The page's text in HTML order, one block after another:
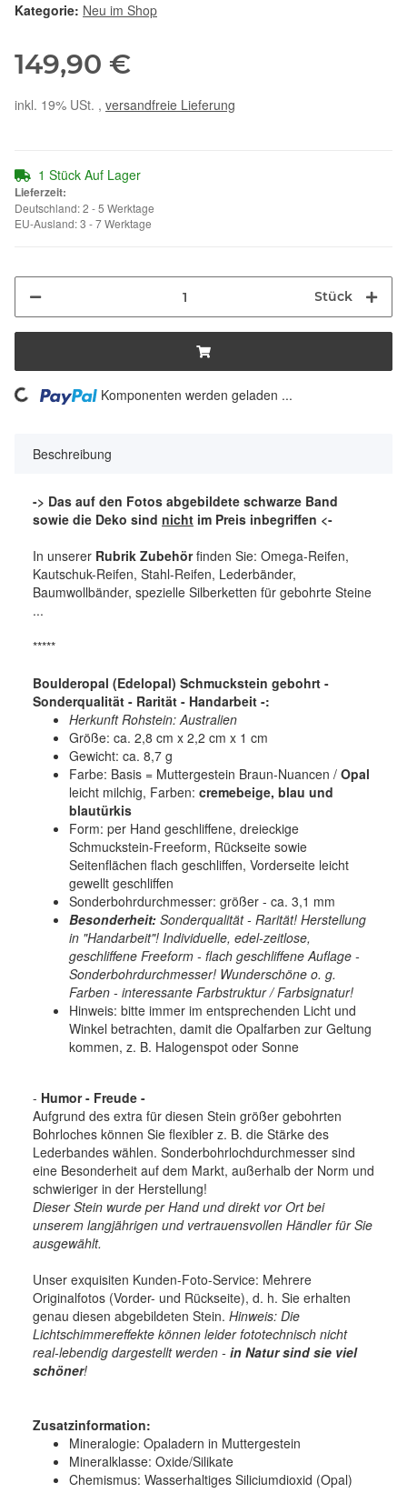
Kategorie: Neu im Shop
149,90 €
inkl. 19% USt. , versandfreie Lieferung
1 Stück Auf Lager
Lieferzeit:
Deutschland: 2 - 5 Werktage
EU-Ausland: 3 - 7 Werktage
Stück
Komponenten werden geladen ...
Beschreibung
-> Das auf den Fotos abgebildete schwarze Band
sowie die Deko sind nicht im Preis inbegriffen <-
In unserer Rubrik Zubehörfinden Sie: Omega-Reifen,
Kautschuk-Reifen, Stahl-Reifen, Lederbänder,
Baumwollbänder, spezielle Silberketten für gebohrte Steine
...
*****
Boulderopal (Edelopal) Schmuckstein gebohrt -
Sonderqualität - Rarität - Handarbeit -:
Herkunft Rohstein: Australien
Größe: ca. 2,8 cm x 2,2 cm x 1 cm
Gewicht: ca. 8,7 g
Farbe: Basis = Muttergestein Braun-Nuancen / Opal
leicht milchig, Farben: cremebeige, blau und
blautürkis
Form: per Hand geschliffene, dreieckige
Schmuckstein-Freeform, Rückseite sowie
Seitenflächen flach geschliffen, Vorderseite leicht
gewellt geschliffen
Sonderbohrdurchmesser: größer - ca. 3,1 mm
Besonderheit: Sonderqualität - Rarität! Herstellung
in "Handarbeit"! Individuelle, edel-zeitlose,
geschliffene Freeform - flach geschliffene Auflage -
Sonderbohrdurchmesser! Wunderschöne o. g.
Farben - interessante Farbstruktur / Farbsignatur!
Hinweis: bitte immer im entsprechenden Licht und
Winkel betrachten, damit die Opalfarben zur Geltung
kommen, z. B. Halogenspot oder Sonne
- Humor - Freude -
Aufgrund des extra für diesen Stein größer gebohrten
Bohrloches können Sie flexibler z. B. die Stärke des
Lederbandes wählen. Sonderbohrlochdurchmesser sind
eine Besonderheit auf dem Markt, außerhalb der Norm und
schwieriger in der Herstellung!
Dieser Stein wurde per Hand und direkt vor Ort bei
unserem langjährigen und vertrauensvollen Händler für Sie
ausgewählt.
Unser exquisiten Kunden-Foto-Service: Mehrere
Originalfotos (Vorder- und Rückseite), d. h. Sie erhalten
genau diesen abgebildeten Stein. Hinweis: Die
Lichtschimmereffekte können leider fototechnisch nicht
real-lebendig dargestellt werden - in Natur sind sie viel
schöner!
Zusatzinformation:
Mineralogie: Opaladern in Muttergestein
Mineralklasse: Oxide/Silikate
Chemismus: Wasserhaltiges Siliciumdioxid (Opal)